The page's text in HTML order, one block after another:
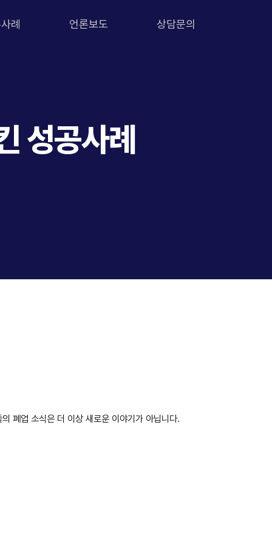
례 언론보도 상담문의
성공사례
폐업 소식은 더 이상 새로운 이야기가 아닙니다.